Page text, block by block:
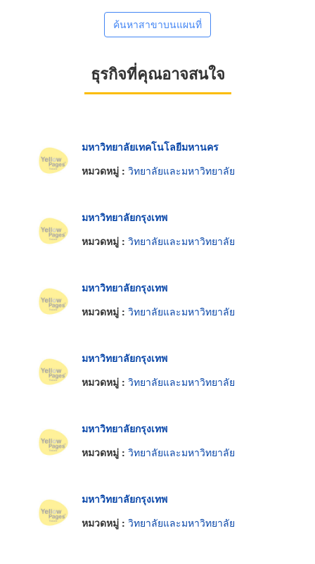
ค้นหาสาขาบนแผนที่
ธุรกิจที่คุณอาจสนใจ
มหาวิทยาลัยเทคโนโลยีมหานคร
หมวดหมู่ : วิทยาลัยและมหาวิทยาลัย
มหาวิทยาลัยกรุงเทพ
หมวดหมู่ : วิทยาลัยและมหาวิทยาลัย
มหาวิทยาลัยกรุงเทพ
หมวดหมู่ : วิทยาลัยและมหาวิทยาลัย
มหาวิทยาลัยกรุงเทพ
หมวดหมู่ : วิทยาลัยและมหาวิทยาลัย
มหาวิทยาลัยกรุงเทพ
หมวดหมู่ : วิทยาลัยและมหาวิทยาลัย
มหาวิทยาลัยกรุงเทพ
หมวดหมู่ : วิทยาลัยและมหาวิทยาลัย